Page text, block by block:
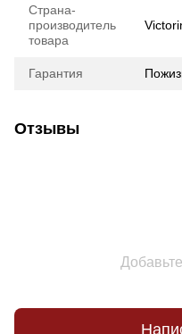
Страна-
производитель
товара
Гарантия
Отзывы